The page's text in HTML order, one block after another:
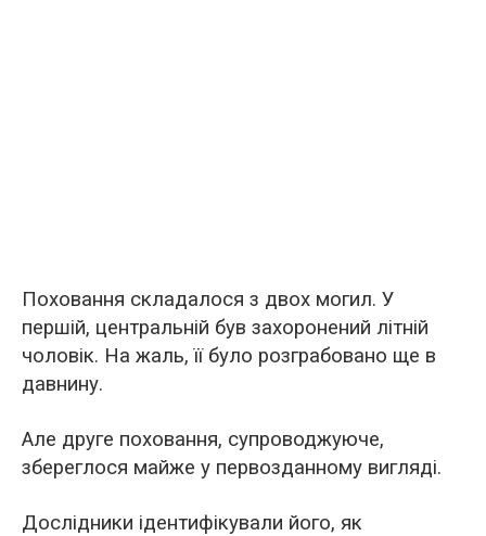
Поховання складалося з двох могил. У
першій, центральній був захоронений літній
чоловік. На жаль, її було розграбовано ще в
давнину.
Але друге поховання, супроводжуюче,
збереглося майже у первозданному вигляді.
Дослідники ідентифікували його, як